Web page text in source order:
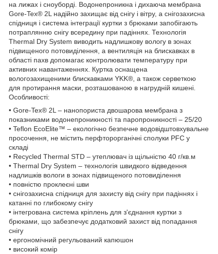
на лижах і сноуборді. Водонепроникна і дихаюча мембрана
Gore-Tex® 2L надійно захищає від снігу і вітру, а снігозахисна
спідниця і система інтеграції куртки з брюками запобігають
потраплянню снігу всередину при падіннях. Технологія
Thermal Dry System виводить надлишкову вологу в зонах
підвищеного потовиділення, а вентиляція на блискавках в
області пахв допомагає контролювати температуру при
активних навантаженнях. Куртка оснащена
вологозахищеними блискавками YKK®, а також серветкою
для протирання маски, розташованою в нагрудній кишені.
Особливості:
• Gore-Tex® 2L – нанопориста двошарова мембрана з
показниками водонепроникності та паропроникності – 25/20
• Teflon EcoElite™ – екологічно безпечне водовідштовхувальне
просочення, не містить перфторорганічні сполуки PFC у
складі
• Recycled Thermal STD – утеплювач із щільністю 40 г/кв.м
• Thermal Dry System – технологія швидкого відведення
надлишків вологи в зонах підвищеного потовиділення
• повністю проклеєні шви
• снігозахисна спідниця для захисту від снігу при падіннях і
катанні по глибокому снігу
• інтегрована система кріплень для з'єднання куртки з
брюками, що забезпечує додатковий захист від попадання
снігу
• ергономічний регульований капюшон
• високий комір